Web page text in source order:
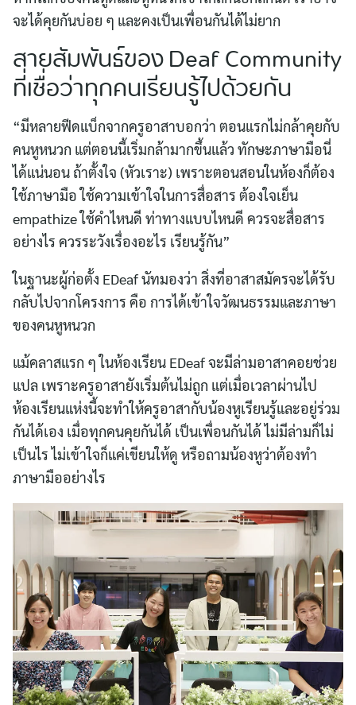
จะได้คุยกันบ่อย ๆ และคงเป็นเพื่อนกันได้ไม่ยาก
สายสัมพันธ์ของ Deaf Community
ที่เชื่อว่าทุกคนเรียนรู้ไปด้วยกัน
“มีหลายฟีดแบ็กจากครูอาสาบอกว่า ตอนแรกไม่กล้าคุยกับ
คนหูหนวก แต่ตอนนี้เริ่มกล้ามากขึ้นแล้ว ทักษะภาษามือนี่
ได้แน่นอน ถ้าตั้งใจ (หัวเราะ) เพราะตอนสอนในห้องก็ต้อง
ใช้ภาษามือ ใช้ความเข้าใจในการสื่อสาร ต้องใจเย็น
empathize ใช้คำไหนดี ท่าทางแบบไหนดี ควรจะสื่อสาร
อย่างไร ควรระวังเรื่องอะไร เรียนรู้กัน”
ในฐานะผู้ก่อตั้ง EDeaf นัทมองว่า สิ่งที่อาสาสมัครจะได้รับ
กลับไปจากโครงการ คือ การได้เข้าใจวัฒนธรรมและภาษา
ของคนหูหนวก
แม้คลาสแรก ๆ ในห้องเรียน EDeaf จะมีล่ามอาสาคอยช่วย
แปล เพราะครูอาสายังเริ่มต้นไม่ถูก แต่เมื่อเวลาผ่านไป
ห้องเรียนแห่งนี้จะทำให้ครูอาสากับน้องหูเรียนรู้และอยู่ร่วม
กันได้เอง เมื่อทุกคนคุยกันได้ เป็นเพื่อนกันได้ ไม่มีล่ามก็ไม่
เป็นไร ไม่เข้าใจก็แค่เขียนให้ดู หรือถามน้องหูว่าต้องทำ
ภาษามืออย่างไร